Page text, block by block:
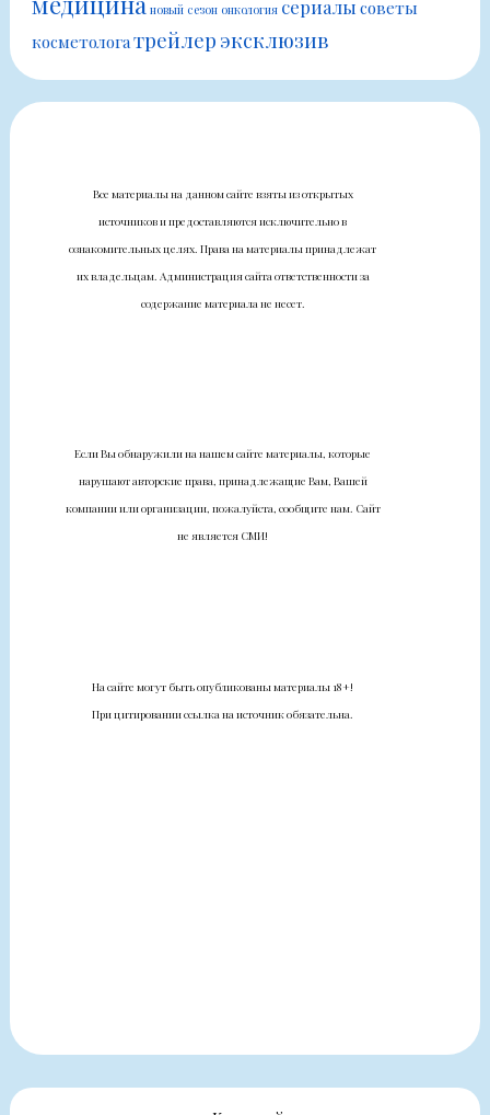
новый сезон онкология сериалы советы
косметологатрейлер эксклюзив
Все материалы на данном сайте взяты из открытых
источников и предоставляются исключительно в
ознакомительных целях. Права на материалы принадлежат
их владельцам. Администрация сайта ответственности за
содержание материала не несет.
Если Вы обнаружили на нашем сайте материалы, которые
нарушают авторские права, принадлежащие Вам, Вашей
компании или организации, пожалуйста, сообщите нам. Сайт
не является СМИ!
На сайте могут быть опубликованы материалы 18+!
При цитировании ссылка на источник обязательна.